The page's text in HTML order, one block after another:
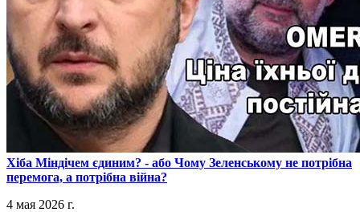
​Хіба Міндічем єдиним? - або Чому Зеленському не потрібна
перемога, а потрібна війна?
4 мая 2026 г.